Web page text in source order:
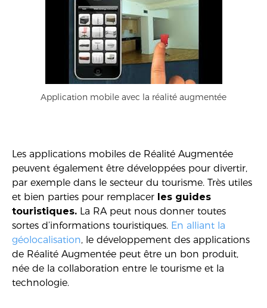
Application mobile avec la réalité augmentée
Les applications mobiles de Réalité Augmentée
peuvent également être développées pour divertir,
par exemple dans le secteur du tourisme. Très utiles
et bien parties pour remplacer les guides
touristiques. La RA peut nous donner toutes
sortes d’informations touristiques. En alliant la
géolocalisation, le développement des applications
de Réalité Augmentée peut être un bon produit,
née de la collaboration entre le tourisme et la
technologie.